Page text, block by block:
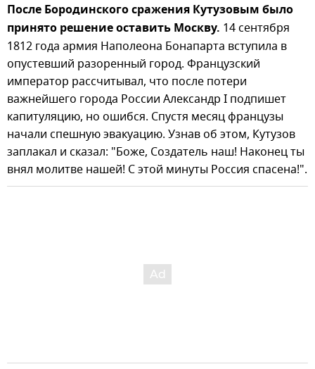
После Бородинского сражения Кутузовым было
принято решение оставить Москву. 14 сентября
1812 года армия Наполеона Бонапарта вступила в
опустевший разоренный город. Французский
император рассчитывал, что после потери
важнейшего города России Александр I подпишет
капитуляцию, но ошибся. Спустя месяц французы
начали спешную эвакуацию. Узнав об этом, Кутузов
заплакал и сказал: "Боже, Создатель наш! Наконец ты
внял молитве нашей! С этой минуты Россия спасена!".